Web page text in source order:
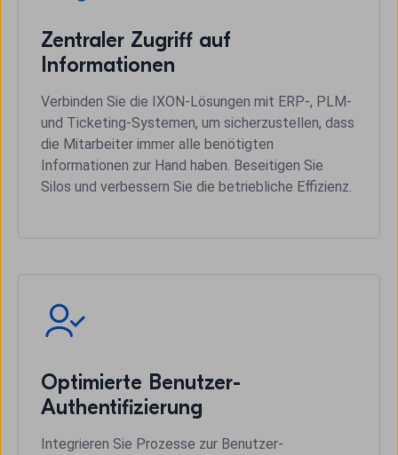
Zentraler Zugriff auf
Informationen
Verbinden Sie die IXON-Lösungen mit ERP-, PLM-
und Ticketing-Systemen, um sicherzustellen, dass
die Mitarbeiter immer alle benötigten
Informationen zur Hand haben. Beseitigen Sie
Silos und verbessern Sie die betriebliche Effizienz.
Optimierte Benutzer-
Authentifizierung
Integrieren Sie Prozesse zur Benutzer-